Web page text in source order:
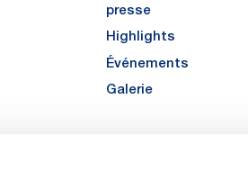
presse
Highlights
Événements
Galerie